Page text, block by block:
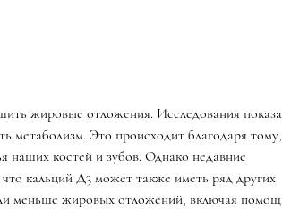
метаболизм. Это происходит благодаря тому,
наших костей и зубов. Однако недавние
кальций Д3 может также иметь ряд других
меньше жировых отложений, включая